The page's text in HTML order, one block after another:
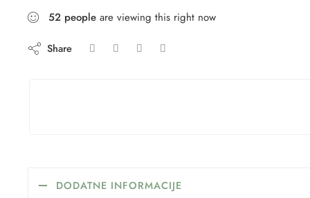
52 people are viewing this right now
Share
DODATNE INFORMACIJE